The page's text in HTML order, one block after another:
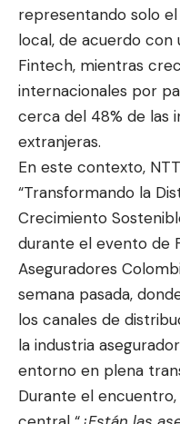
representando solo
local, de acuerdo
Fintech, mientras
internacionales por
cerca del 48% de las
extranjeras.
En este contexto,
“Transformando la
Crecimiento
durante el evento de
Aseguradores
semana pasada,
los canales de
la industria
entorno en plena
Durante el